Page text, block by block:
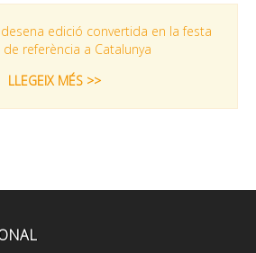
edició convertida en la festa
referència a Catalunya
LLEGEIX MÉS >>